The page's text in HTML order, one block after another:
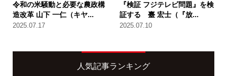
令和の米騒動と必要な農政構
造改革 山下 一仁（キヤ...
2025.07.17
『検証 フジテレビ問題』を検
証する 臺 宏士（『放...
2025.07.10
人気記事ランキング